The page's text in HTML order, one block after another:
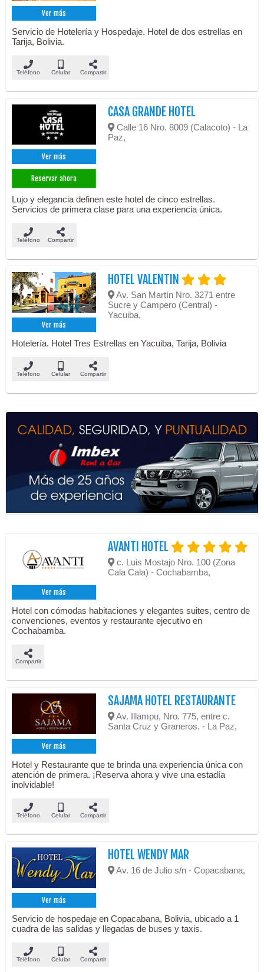
Ver más
Servicio de Hotelería y Hospedaje. Hotel de dos estrellas en
Tarija, Bolivia.
Teléfono Celular Compartir
Ver más
Reservar ahora
CASA GRANDE HOTEL
Calle 16 Nro. 8009 (Calacoto) - La
Paz,
Lujo y elegancia definen este hotel de cinco estrellas.
Servicios de primera clase para una experiencia única.
Teléfono Compartir
Ver más
HOTEL VALENTIN
Av. San Martín Nro. 3271 entre
Sucre y Campero (Central) -
Yacuiba,
Hotelería. Hotel Tres Estrellas en Yacuiba, Tarija, Bolivia
Teléfono Celular Compartir
Ver más
AVANTI HOTEL
c. Luis Mostajo Nro. 100 (Zona
Cala Cala) - Cochabamba,
Hotel con cómodas habitaciones y elegantes suites, centro de
convenciones, eventos y restaurante ejecutivo en
Cochabamba.
Compartir
Ver más
SAJAMA HOTEL RESTAURANTE
Av. Illampu, Nro. 775, entre c.
Santa Cruz y Graneros. - La Paz,
Hotel y Restaurante que te brinda una experiencia única con
atención de primera. ¡Reserva ahora y vive una estadía
inolvidable!
Teléfono Celular Compartir
Ver más
HOTEL WENDY MAR
Av. 16 de Julio s/n - Copacabana,
Servicio de hospedaje en Copacabana, Bolivia, ubicado a 1
cuadra de las salidas y llegadas de buses y taxis.
Teléfono Celular Compartir